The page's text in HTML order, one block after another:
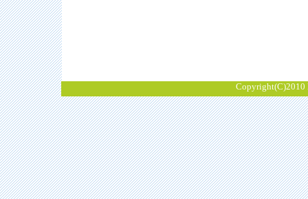
Copyright(C)2010